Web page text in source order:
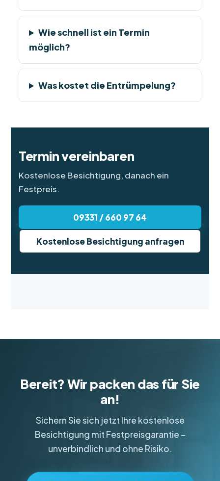
Wie schnell ist ein Termin
möglich?
Was kostet die Entrümpelung?
Termin vereinbaren
Kostenlose Besichtigung, danach ein
Festpreis.
09331 / 660 97 64
Kostenlose Besichtigung anfragen
Bereit? Wir packen das für Sie
an!
Sichern Sie sich jetzt Ihre kostenlose
Besichtigung mit Festpreisgarantie –
unverbindlich und ohne Risiko.